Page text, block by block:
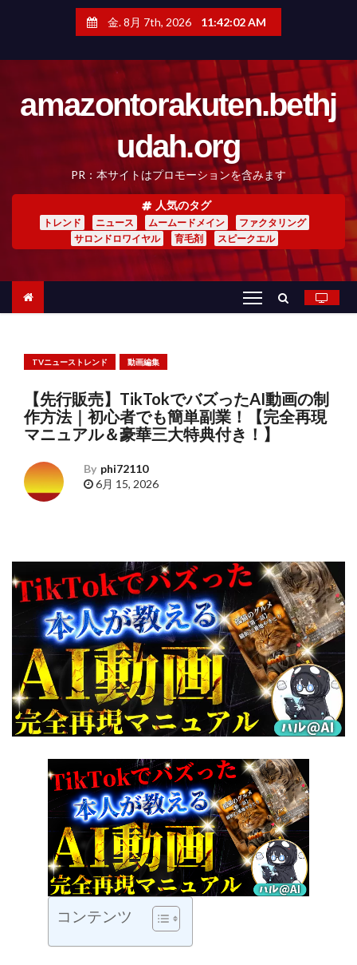
金. 8月 7th, 2026 11:42:03 AM
amazontorakuten.bethj
udah.org
PR：本サイトはプロモーションを含みます
人気のタグ
トレンド ニュース ムームードメイン
ファクタリング
サロンドロワイヤル
育毛剤 スピークエル
TVニューストレンド 動画編集
【先行販売】TikTokでバズったAI動画の制
作方法｜初心者でも簡単副業！【完全再現
マニュアル＆豪華三大特典付き！】
By phi72110
6月 15, 2026
コンテンツ